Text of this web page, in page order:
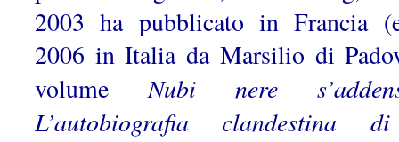
2003 ha pubblicato in Francia
2006 in Italia da Marsilio di
volumeNubi nere
L’autobiografia clandestina